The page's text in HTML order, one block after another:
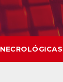
NECROLÓGICAS